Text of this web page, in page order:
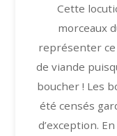
Cette
morceaux
représenter ce
de viande
boucher ! Les
été censés
d’exception.